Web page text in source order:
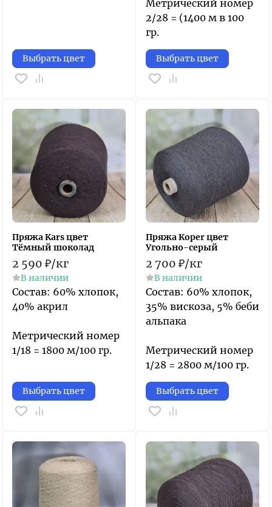
Выбрать цвет
Метрический номер
2/28 = (1400 м в 100
гр.
Выбрать цвет
Пряжа Kars цвет
Тёмный шоколад
2 590 ₽/кг
В наличии
Состав: 60% хлопок,
40% акрил
Метрический номер
1/18 = 1800 м/100 гр.
Выбрать цвет
Пряжа Koper цвет
Угольно-серый
2 700 ₽/кг
В наличии
Состав: 60% хлопок,
35% вискоза, 5% беби
альпака
Метрический номер
1/28 = 2800 м/100 гр.
Выбрать цвет